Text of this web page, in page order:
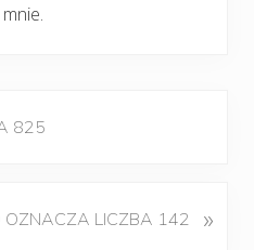
825
OZNACZA LICZBA 142 »